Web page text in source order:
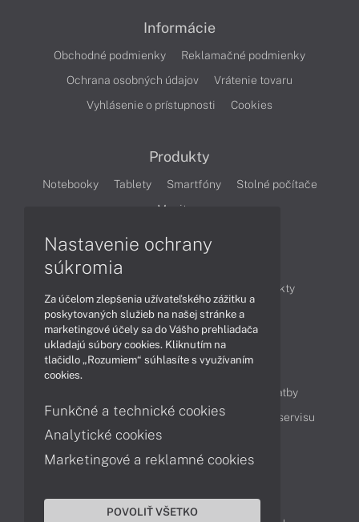
Informácie
Obchodné podmienky
Reklamačné podmienky
Ochrana osobných údajov
Vrátenie tovaru
Vyhlásenie o prístupnosti
Cookies
Produkty
Notebooky Tablety Smartfóny
Stolné počítače
Monitory
Produkty
Technológie
Videá
Obsah
Možnosti doručenia a platby
Podpora a servis
Servisné služby Cenník servisu
Kontakty
043 4224 771
Obchodné oddelenie
Nastavenie ochrany
súkromia
Za účelom zlepšenia užívateľského zážitku a
poskytovaných služieb na našej stránke a
marketingové účely sa do Vášho prehliadača
ukladajú súbory cookies. Kliknutím na
tlačidlo „Rozumiem“ súhlasíte s využívaním
cookies.
Funkčné a technické cookies
Analytické cookies
Marketingové a reklamné cookies
POVOLIŤ VŠETKO